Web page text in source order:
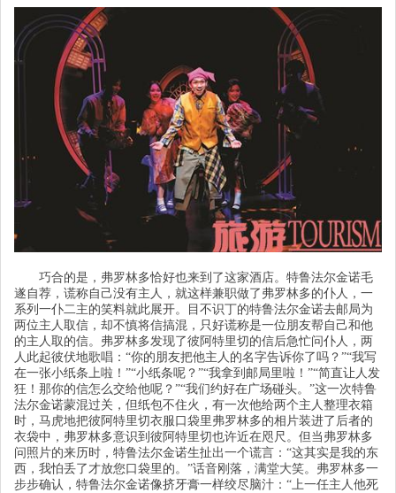
巧合的是，弗罗林多恰好也来到了这家酒店。特鲁法尔金诺毛
遂 自荐，谎称自己没有主人，就这样兼职做了弗罗林多的仆人，一
系列一仆二主的笑料就此展开。目不识丁的特鲁法尔金诺去邮局为
两位主人取信，却不慎将信搞混，只好谎称是一位朋友帮自己和他
的主人取的信。弗罗林多发现了彼阿特里切的信后急忙问仆人，两
人此起彼伏地歌唱： “你的朋友把他主人的名字告诉你了吗？ ”“我写
在一张小纸条上啦！ ”“小纸条呢？ ”“我拿到邮局里啦！ ”“简直让人发
狂！那你的信怎么交给他呢？ ”“我们约好在广场碰头。 ”这一次特鲁
法尔金诺蒙混过关，但纸包不住火，有一次他给两个主人整理衣箱
时，马虎地把彼阿特里切衣服口袋里弗罗林多的相片装进了后者的
衣袋中，弗罗林多意识到彼阿特里切也许近在咫尺。但当弗罗林多
问照片的来历时，特鲁法尔金诺生扯出一个谎言： “这其实是我的东
西，我怕丢了才放您口袋里的。 ”话音刚落，满堂大笑。弗罗林多一
步步确认，特鲁法尔金诺像挤牙膏一样绞尽脑汁： “上一任主人他死